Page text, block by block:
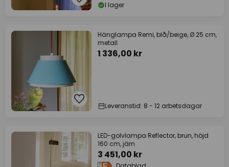
I lager
Hänglampa Remi, blå/beige, Ø 25 cm,
metall
1 336,00 kr
Leveranstid: 8 - 12 arbetsdagar
LED-golvlampa Reflector, brun, höjd
160 cm, järn
3 451,00 kr